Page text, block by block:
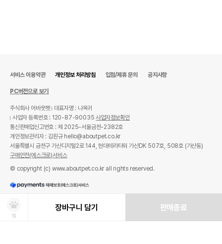
찜
장바구니 담기 판매종료
서비스 이용약관 개인정보 처리방침 입점/제휴 문의 공지사항
PC버전으로 보기
주식회사 어바웃펫
대표자명 : 나옥귀
사업자 등록번호 : 120-87-90035사업자정보확인
통신판매업신고번호 : 제 2025-서울금천-2382호
개인정보관리자 : 김원규 hello@aboutpet.co.kr
서울특별시 금천구 가산디지털2로 144, 현대테라타워 가산DK 507호, 508호 (가산동)
구매안전(에스크로)서비스
© copyright (c) www.aboutpet.co.kr all rights reserved.